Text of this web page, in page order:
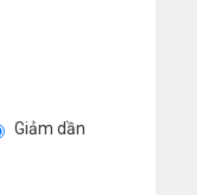
Giảm dần